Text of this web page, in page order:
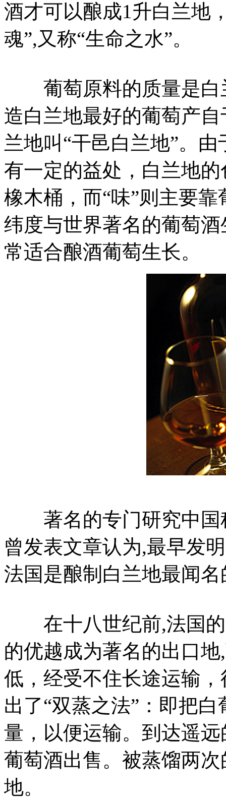
酒才可以酿成1升白兰地
魂”,又称“生命之水”。
葡萄原料的质量是白
造白兰地最好的葡萄产
兰地叫“干邑白兰地”。
有一定的益处，白兰地
橡木桶，而“味”则主要
纬度与世界著名的葡萄
常适合酿酒葡萄生长。
著名的专门研究中国
曾发表文章认为,最早发
法国是酿制白兰地最闻
在十八世纪前,法国的
的优越成为著名的出口
低，经受不住长途运输
出了“双蒸之法”：即把
量，以便运输。到达遥
葡萄酒出售。被蒸馏两
地。